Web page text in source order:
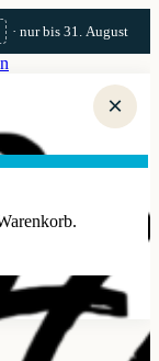
· nur bis 31. August
×